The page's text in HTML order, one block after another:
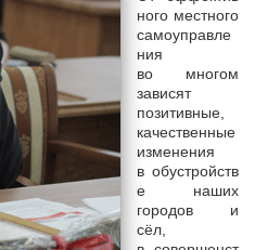
ного местного
самоуправле
ния
во многом
зависят
позитивные,
качественные
изменения
в обустройств
е наших
городов и
сёл,